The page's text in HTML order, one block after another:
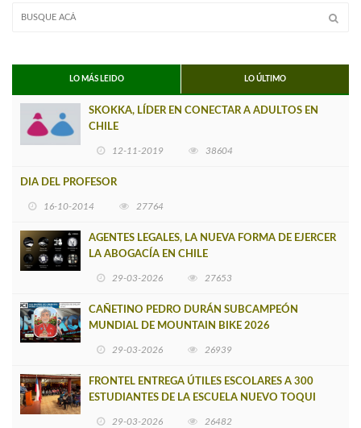
LO MÁS LEIDO LO ÚLTIMO
SKOKKA, LÍDER EN CONECTAR A ADULTOS EN
CHILE
12-11-2019 38604
DIA DEL PROFESOR
16-10-2014 27764
AGENTES LEGALES, LA NUEVA FORMA DE EJERCER
LA ABOGACÍA EN CHILE
29-03-2026 27653
CAÑETINO PEDRO DURÁN SUBCAMPEÓN
MUNDIAL DE MOUNTAIN BIKE 2026
29-03-2026 26939
FRONTEL ENTREGA ÚTILES ESCOLARES A 300
ESTUDIANTES DE LA ESCUELA NUEVO TOQUI
29-03-2026 26482